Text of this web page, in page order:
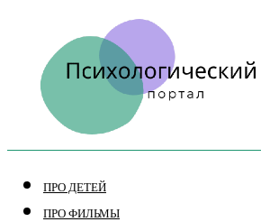
ПРО ДЕТЕЙ
ПРО ФИЛЬМЫ